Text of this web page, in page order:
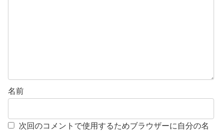
名前
次回のコメントで使用するためブラウザーに自分の名